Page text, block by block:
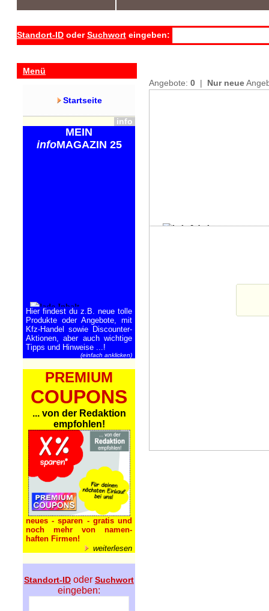
Standort-ID oderSuchwort eingeben:
Menü
Startseite
info
MEIN
infoMAGAZIN 25
Hier findest du z.B. neue tolle
Produkte oder Angebote, mit
Kfz-Handel sowie Discounter-
Aktionen, aber auch wichtige
Tipps und Hinweise ...!
(einfach anklicken)
PREMIUM
COUPONS
... von der Redaktion
empfohlen!
neues - sparen - gratis und
noch mehr von namen-
haften Firmen!
weiterlesen
Standort-ID oder Suchwort
eingeben:
Angebote: 0 | Nur neue